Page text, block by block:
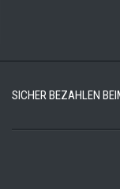
SICHER BEZAHLEN